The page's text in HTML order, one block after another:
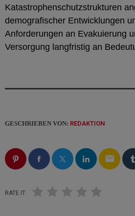
Katastrophenschutzstrukturen
demografischer Entwicklungen
Anforderungen an Evakuierung
Versorgung langfristig an
GESCHRIEBEN VON: REDAKTION
email
RATE IT